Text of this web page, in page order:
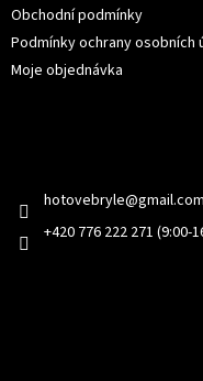
Obchodní podmínky
Podmínky ochrany osobních
Moje objednávka
hotovebryle@gmail.com
+420 776 222 271 (9:00-